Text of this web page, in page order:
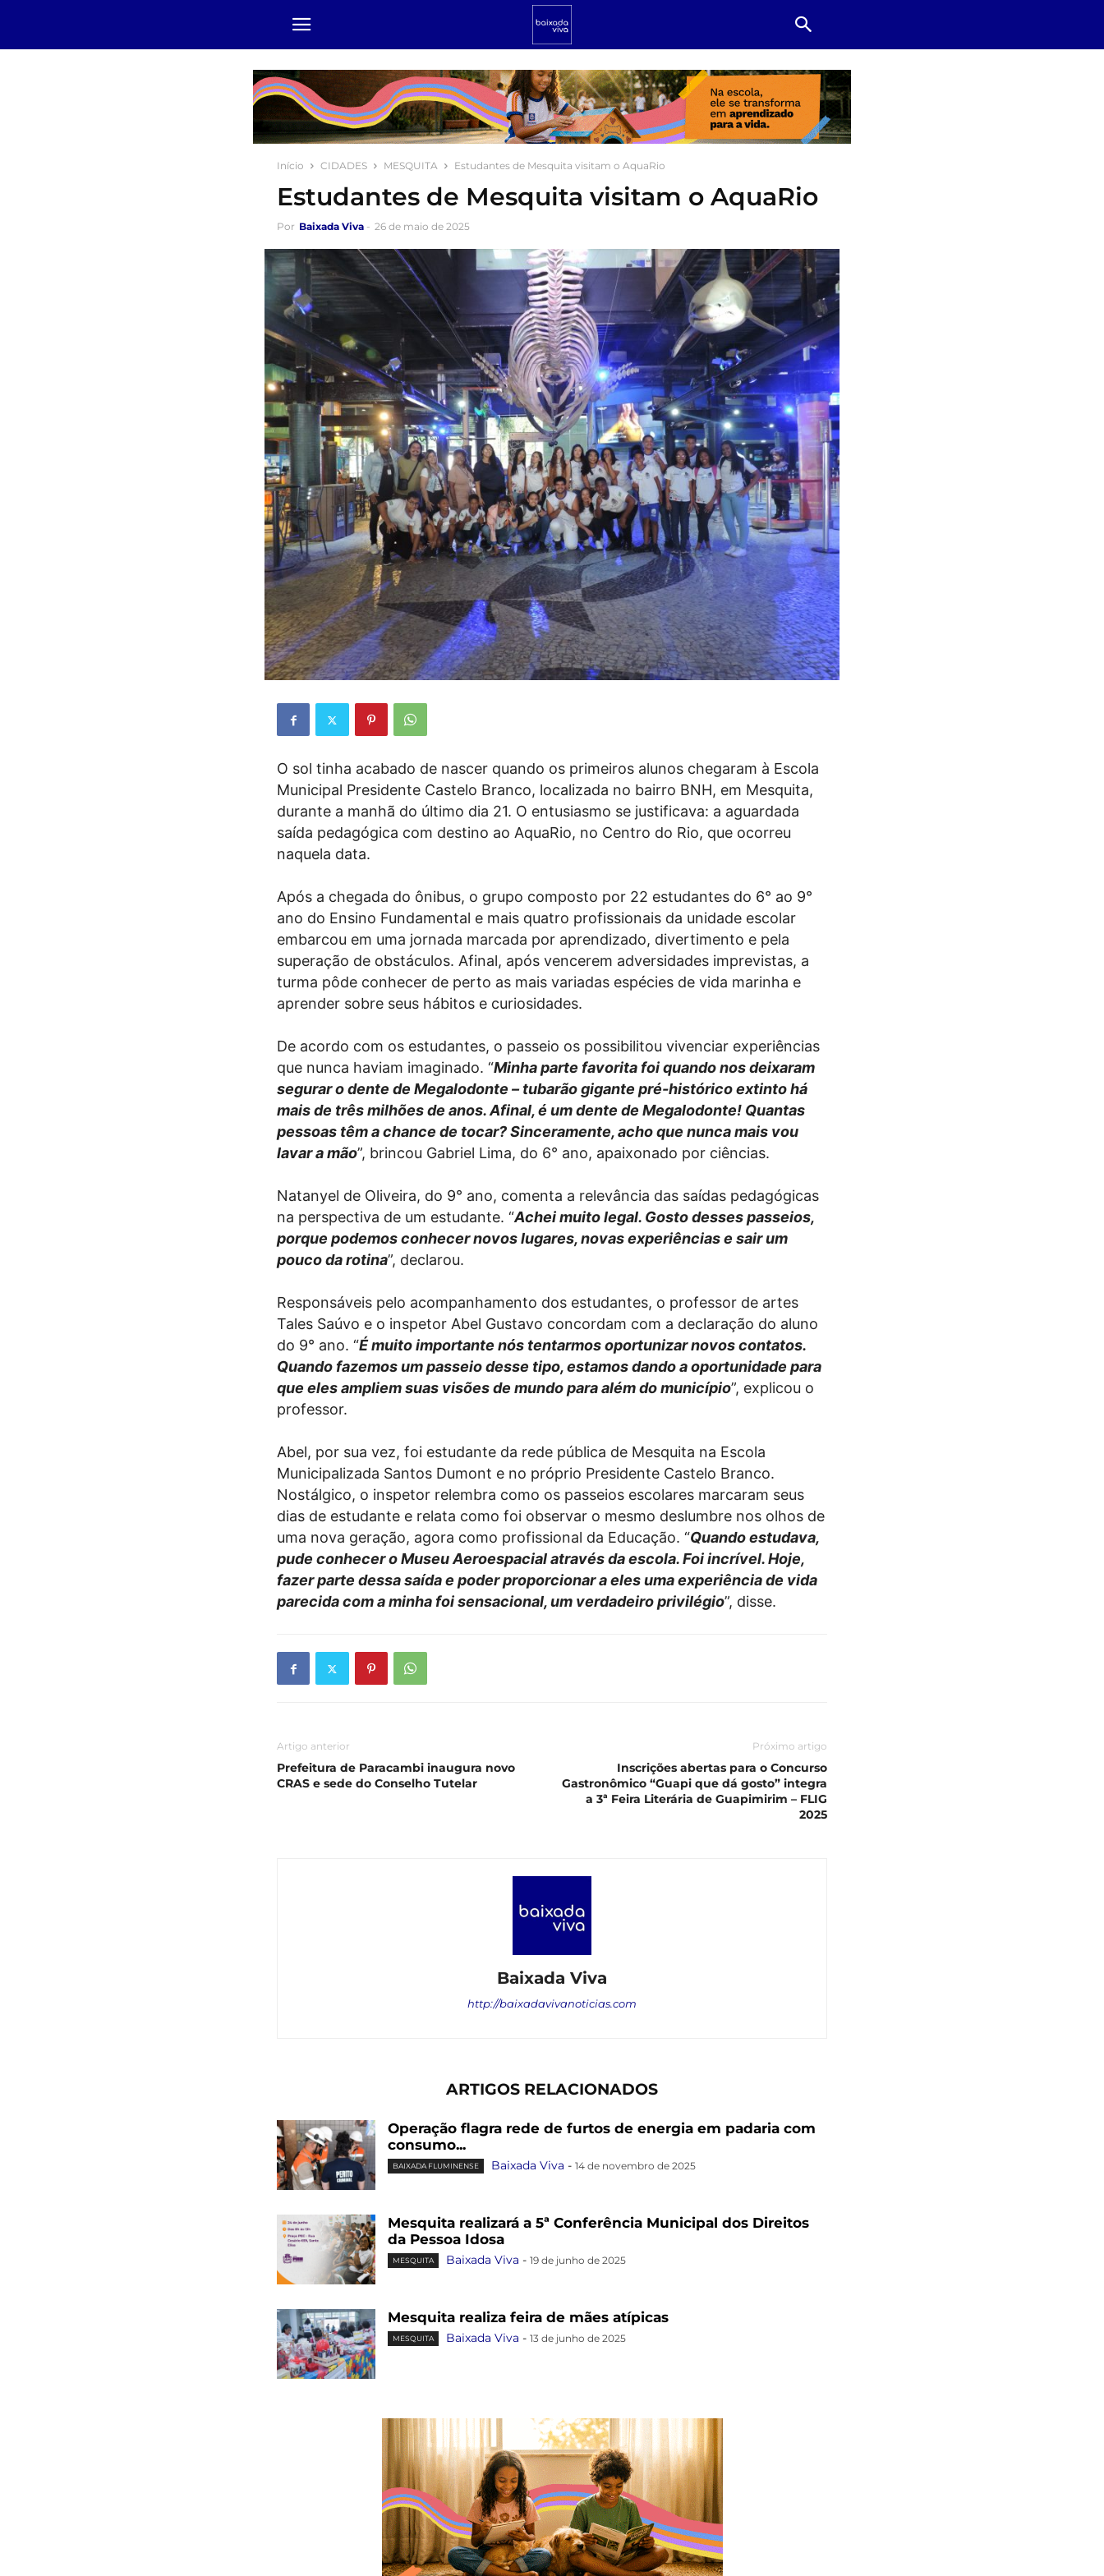
Início CIDADES MESQUITA Estudantes de Mesquita visitam o AquaRio
Estudantes de Mesquita visitam o AquaRio
Por Baixada Viva - 26 de maio de 2025
O sol tinha acabado de nascer quando os primeiros alunos chegaram à Escola
Municipal Presidente Castelo Branco, localizada no bairro BNH, em Mesquita,
durante a manhã do último dia 21. O entusiasmo se justificava: a aguardada
saída pedagógica com destino ao AquaRio, no Centro do Rio, que ocorreu
naquela data.
Após a chegada do ônibus, o grupo composto por 22 estudantes do 6° ao 9°
ano do Ensino Fundamental e mais quatro profissionais da unidade escolar
embarcou em uma jornada marcada por aprendizado, divertimento e pela
superação de obstáculos. Afinal, após vencerem adversidades imprevistas, a
turma pôde conhecer de perto as mais variadas espécies de vida marinha e
aprender sobre seus hábitos e curiosidades.
De acordo com os estudantes, o passeio os possibilitou vivenciar experiências
que nunca haviam imaginado. “Minha parte favorita foi quando nos deixaram
segurar o dente de Megalodonte – tubarão gigante pré-histórico extinto há
mais de três milhões de anos. Afinal, é um dente de Megalodonte! Quantas
pessoas têm a chance de tocar? Sinceramente, acho que nunca mais vou
lavar a mão”, brincou Gabriel Lima, do 6° ano, apaixonado por ciências.
Natanyel de Oliveira, do 9° ano, comenta a relevância das saídas pedagógicas
na perspectiva de um estudante. “Achei muito legal. Gosto desses passeios,
porque podemos conhecer novos lugares, novas experiências e sair um
pouco da rotina”, declarou.
Responsáveis pelo acompanhamento dos estudantes, o professor de artes
Tales Saúvo e o inspetor Abel Gustavo concordam com a declaração do aluno
do 9° ano. “É muito importante nós tentarmos oportunizar novos contatos.
Quando fazemos um passeio desse tipo, estamos dando a oportunidade para
que eles ampliem suas visões de mundo para além do município”, explicou o
professor.
Abel, por sua vez, foi estudante da rede pública de Mesquita na Escola
Municipalizada Santos Dumont e no próprio Presidente Castelo Branco.
Nostálgico, o inspetor relembra como os passeios escolares marcaram seus
dias de estudante e relata como foi observar o mesmo deslumbre nos olhos de
uma nova geração, agora como profissional da Educação. “Quando estudava,
pude conhecer o Museu Aeroespacial através da escola. Foi incrível. Hoje,
fazer parte dessa saída e poder proporcionar a eles uma experiência de vida
parecida com a minha foi sensacional, um verdadeiro privilégio”, disse.
Artigo anterior
Prefeitura de Paracambi inaugura novo
CRAS e sede do Conselho Tutelar
Próximo artigo
Inscrições abertas para o Concurso
Gastronômico “Guapi que dá gosto” integra
a 3ª Feira Literária de Guapimirim – FLIG
2025
Baixada Viva
http://baixadavivanoticias.com
ARTIGOS RELACIONADOS
Operação flagra rede de furtos de energia em padaria com
consumo...
BAIXADA FLUMINENSE Baixada Viva - 14 de novembro de 2025
Mesquita realizará a 5ª Conferência Municipal dos Direitos
da Pessoa Idosa
MESQUITA Baixada Viva - 19 de junho de 2025
Mesquita realiza feira de mães atípicas
MESQUITA Baixada Viva - 13 de junho de 2025